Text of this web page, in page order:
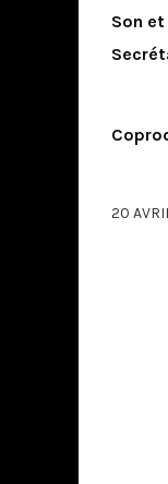
Son
20